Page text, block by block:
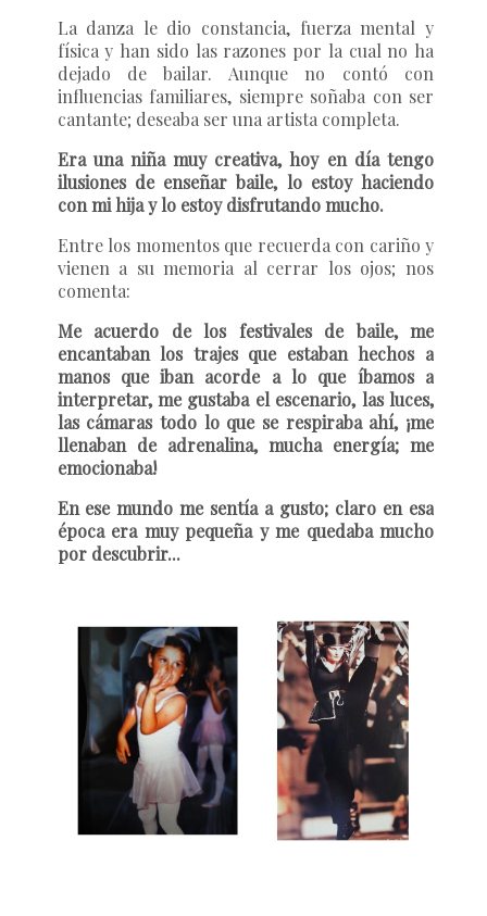
La danza le dio constancia, fuerza mental y
física y han sido las razones por la cual no ha
dejado de bailar. Aunque no contó con
influencias familiares, siempre soñaba con ser
cantante; deseaba ser una artista completa.
Era una niña muy creativa, hoy en día tengo
ilusiones de enseñar baile, lo estoy haciendo
con mi hija y lo estoy disfrutando mucho.
Entre los momentos que recuerda con cariño y
vienen a su memoria al cerrar los ojos; nos
comenta:
Me acuerdo de los festivales de baile, me
encantaban los trajes que estaban hechos a
manos que iban acorde a lo que íbamos a
interpretar, me gustaba el escenario, las luces,
las cámaras todo lo que se respiraba ahí, ¡me
llenaban de adrenalina, mucha energía; me
emocionaba!
En ese mundo me sentía a gusto; claro en esa
época era muy pequeña y me quedaba mucho
por descubrir...